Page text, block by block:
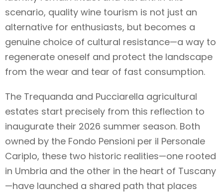
scenario, quality wine tourism is not just an
alternative for enthusiasts, but becomes a
genuine choice of cultural resistance—a way to
regenerate oneself and protect the landscape
from the wear and tear of fast consumption.
The Trequanda and Pucciarella agricultural
estates start precisely from this reflection to
inaugurate their 2026 summer season. Both
owned by the Fondo Pensioni per il Personale
Cariplo, these two historic realities—one rooted
in Umbria and the other in the heart of Tuscany
—have launched a shared path that places